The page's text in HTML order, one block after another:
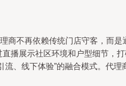
商不再依赖传统门店守客，而是
播展示社区环境和户型细节，打
、线下体验”的融合模式。代理